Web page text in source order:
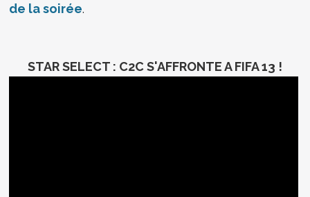
de la soirée.
STAR SELECT : C2C S'AFFRONTE A FIFA 13 !